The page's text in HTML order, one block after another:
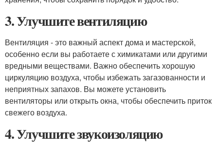
3. Улучшите вентиляцию
Вентиляция - это важный аспект дома и мастерской,
особенно если вы работаете с химикатами или другими
вредными веществами. Важно обеспечить хорошую
циркуляцию воздуха, чтобы избежать загазованности и
неприятных запахов. Вы можете установить
вентиляторы или открыть окна, чтобы обеспечить приток
свежего воздуха.
4. Улучшите звукоизоляцию